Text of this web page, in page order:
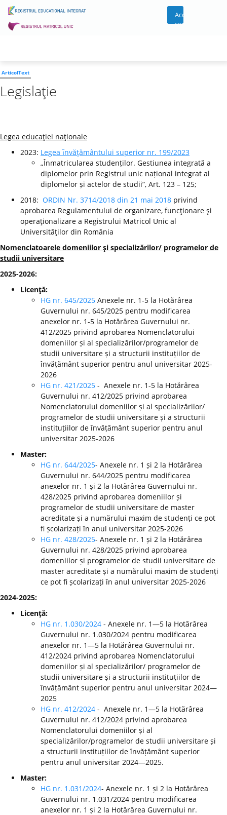
Acces
cont
ArticolText
Legislaţie
Legea educaţiei naţionale
2023: Legea ı̂nvăţământului superior nr. 199/2023
„Înmatricularea studenților. Gestiunea integrată a
diplomelor prin Registrul unic național integrat al
diplomelor și actelor de studii”, Art. 123 – 125;
2018: ORDIN Nr. 3714/2018 din 21 mai 2018 privind
aprobarea Regulamentului de organizare, funcţionare şi
operaţionalizare a Registrului Matricol Unic al
Universităţilor din România
Nomenclatoarele domeniilor şi specializărilor/ programelor de
studii universitare
2025-2026:
Licenţă:
HG nr. 645/2025 Anexele nr. 1-5 la Hotărârea
Guvernului nr. 645/2025 pentru modificarea
anexelor nr. 1-5 la Hotărârea Guvernului nr.
412/2025 privind aprobarea Nomenclatorului
domeniilor și al specializărilor/programelor de
studii universitare și a structurii instituțiilor de
învățământ superior pentru anul universitar 2025-
2026
HG nr. 421/2025 - Anexele nr. 1-5 la Hotărârea
Guvernului nr. 412/2025 privind aprobarea
Nomenclatorului domeniilor și al specializărilor/
programelor de studii universitare și a structurii
instituțiilor de învățământ superior pentru anul
universitar 2025-2026
Master:
HG nr. 644/2025- Anexele nr. 1 și 2 la Hotărârea
Guvernului nr. 644/2025 pentru modificarea
anexelor nr. 1 și 2 la Hotărârea Guvernului nr.
428/2025 privind aprobarea domeniilor și
programelor de studii universitare de master
acreditate și a numărului maxim de studenți ce pot
fi școlarizați în anul universitar 2025-2026
HG nr. 428/2025- Anexele nr. 1 și 2 la Hotărârea
Guvernului nr. 428/2025 privind aprobarea
domeniilor și programelor de studii universitare de
master acreditate și a numărului maxim de studenți
ce pot fi școlarizați în anul universitar 2025-2026
2024-2025:
Licenţă:
HG nr. 1.030/2024 - Anexele nr. 1—5 la Hotărârea
Guvernului nr. 1.030/2024 pentru modificarea
anexelor nr. 1—5 la Hotărârea Guvernului nr.
412/2024 privind aprobarea Nomenclatorului
domeniilor și al specializărilor/ programelor de
studii universitare și a structurii instituțiilor de
învățământ superior pentru anul universitar 2024—
2025
HG nr. 412/2024 - Anexele nr. 1—5 la Hotărârea
Guvernului nr. 412/2024 privind aprobarea
Nomenclatorului domeniilor și al
specializărilor/programelor de studii universitare și
a structurii instituțiilor de învățământ superior
pentru anul universitar 2024—2025.
Master:
HG nr. 1.031/2024- Anexele nr. 1 și 2 la Hotărârea
Guvernului nr. 1.031/2024 pentru modificarea
anexelor nr. 1 și 2 la Hotărârea Guvernului nr.